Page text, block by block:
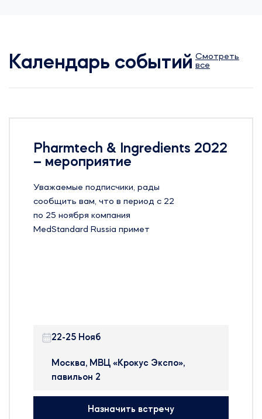
Календарь событий Смотреть
все
Pharmtech & Ingredients 2022
– мероприятие
Уважаемые подписчики, рады
сообщить вам, что в период с 22
по 25 ноября компания
MedStandard Russia примет
Pharmtech & Ingredients —
ближнего зарубежья
которой представлено
оборудование, сырье и
22-25 Нояб
Москва, МВЦ «Крокус Экспо»,
павильон 2
Назначить встречу